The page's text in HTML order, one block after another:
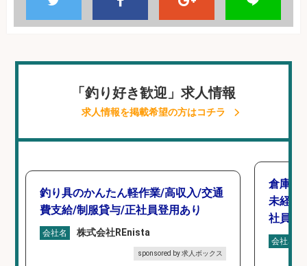
「釣り好き歓迎」求人情報
求人情報を掲載希望の方はコチラ
釣り具のかんたん軽作業/高収入/交通
費支給/制服貸与/正社員登用あり
会社名 株式会社REnista
sponsored by 求人ボックス
倉庫で
未経験
社員登
会社名